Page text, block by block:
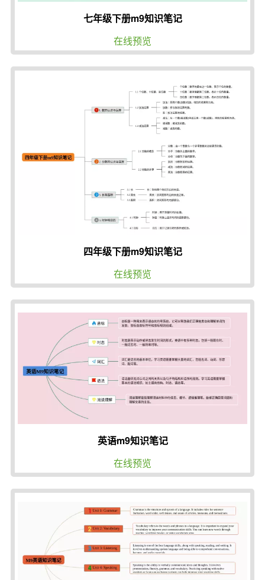
七年级下册m9知识笔记
在线预览
四年级下册m9知识笔记
在线预览
英语m9知识笔记
在线预览